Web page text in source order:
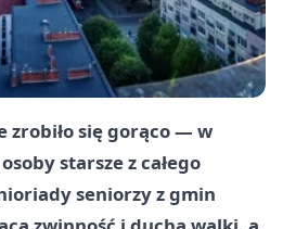
zrobiło się gorąco — w
starsze z całego
seniorzy z gmin